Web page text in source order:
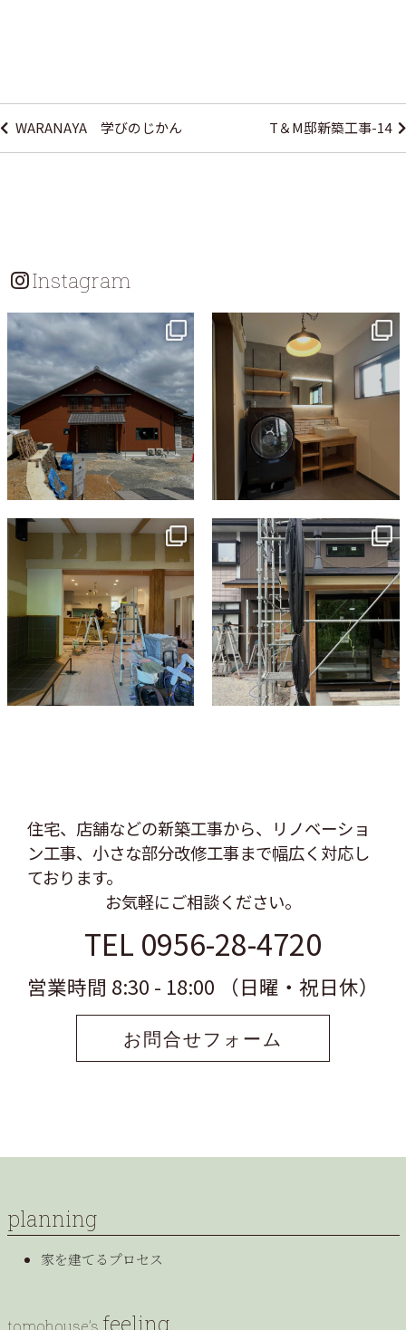
稿
ナ
ョ
ン
WARANAYA 学びのじかん T＆M邸新築工事-14
Instagram
tomohouseinc
tomohouseinc
7月 13
tomohouseinc
tomohouseinc
6月 3
住宅、店舗などの新築工事から、リノベーショ
ン工事、 小さな部分改修工事まで幅広く対応し
ております。
お気軽にご相談ください。
TEL 0956-28-4720
営業時間 8:30 - 18:00 （日曜・祝日休）
お問合せフォーム
planning
家を建てるプロセス
feeling